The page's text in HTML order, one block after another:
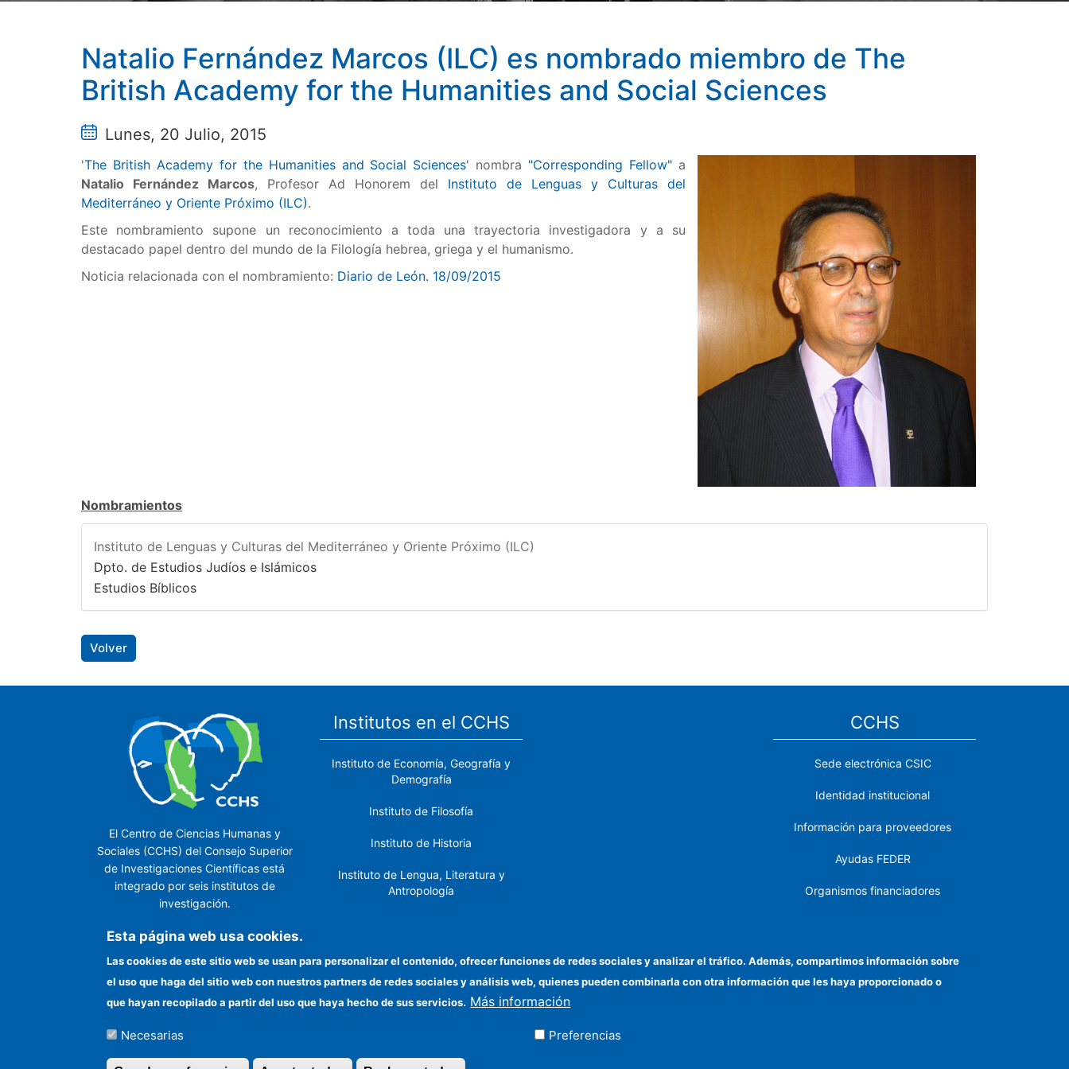
Natalio Fernández Marcos (ILC) es nombrado miembro de The
British Academy for the Humanities and Social Sciences
Lunes, 20 Julio, 2015
'The British Academy for the Humanities and Social Sciences' nombra "Corresponding Fellow" a
Natalio Fernández Marcos, Profesor Ad Honorem del Instituto de Lenguas y Culturas del
Mediterráneo y Oriente Próximo (ILC).
Este nombramiento supone un reconocimiento a toda una trayectoria investigadora y a su
destacado papel dentro del mundo de la Filología hebrea, griega y el humanismo.
Noticia relacionada con el nombramiento: Diario de León. 18/09/2015
Nombramientos
Instituto de Lenguas y Culturas del Mediterráneo y Oriente Próximo (ILC)
Dpto. de Estudios Judíos e Islámicos
Estudios Bíblicos
Volver
El Centro de Ciencias Humanas y
Sociales (CCHS) del Consejo Superior
de Investigaciones Científicas está
integrado por seis institutos de
investigación.
Institutos en el CCHS
Instituto de Economía, Geografía y
Demografía
Instituto de Filosofía
Instituto de Historia
Instituto de Lengua, Literatura y
Antropología
Próximo
Instituto de Políticas y Bienes
Públicos
CCHS
Sede electrónica CSIC
Identidad institucional
Información para proveedores
Ayudas FEDER
Organismos financiadores
Cómo llegar
©Copyright 2026 Todos los derechos reservados
Esta página web usa cookies.
Las cookies de este sitio web se usan para personalizar el contenido, ofrecer funciones de redes sociales y analizar el tráfico. Además, compartimos información sobre
el uso que haga del sitio web con nuestros partners de redes sociales y análisis web, quienes pueden combinarla con otra información que les haya proporcionado o
que hayan recopilado a partir del uso que haya hecho de sus servicios. Más información
Necesarias Preferencias